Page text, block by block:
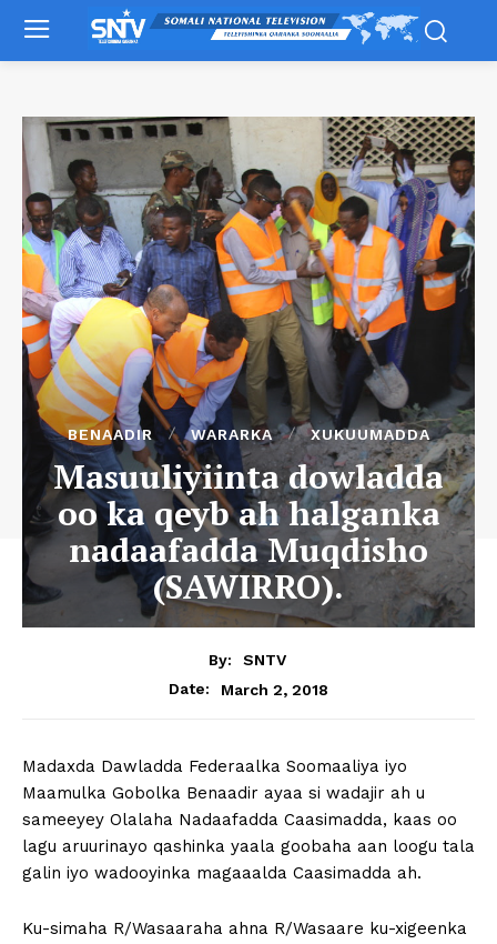
BENAADIR WARARKA XUKUUMADDA
Masuuliyiinta dowladda
oo ka qeyb ah halganka
nadaafadda Muqdisho
(SAWIRRO).
By:
SNTV
Date:
March 2, 2018
Madaxda Dawladda Federaalka Soomaaliya iyo
Maamulka Gobolka Benaadir ayaa si wadajir ah u
sameeyey Olalaha Nadaafadda Caasimadda, kaas oo
lagu aruurinayo qashinka yaala goobaha aan loogu tala
galin iyo wadooyinka magaaalda Caasimadda ah.
Ku-simaha R/Wasaaraha ahna R/Wasaare ku-xigeenka